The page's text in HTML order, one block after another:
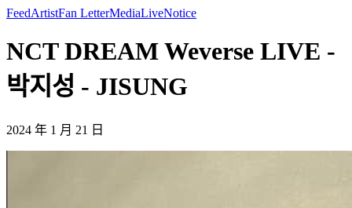
FeedArtistFan LetterMediaLiveNotice
NCT DREAM Weverse LIVE -
박지성 - JISUNG
2024 年 1 月 21 日